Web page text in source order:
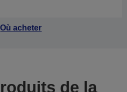
Où acheter
de la